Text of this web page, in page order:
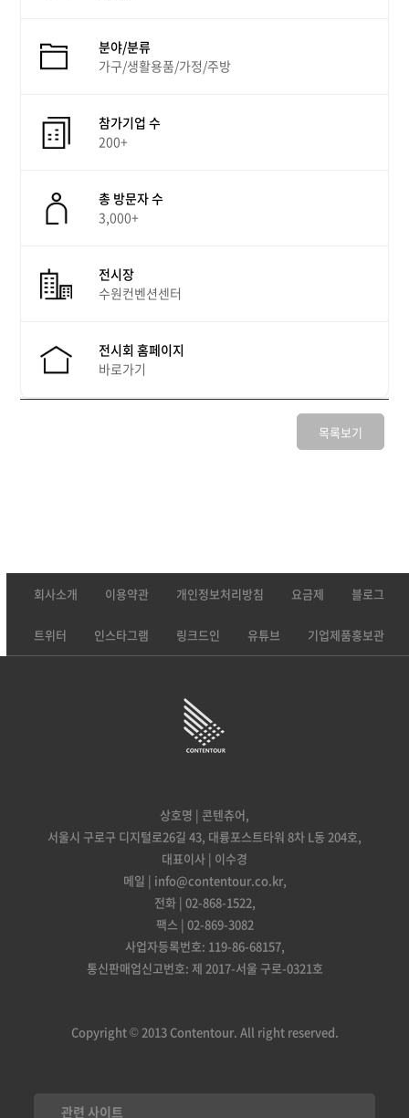
분야/분류
가구/생활용품/가정/주방
참가기업 수
200+
총 방문자 수
3,000+
전시장
수원컨벤션센터
전시회 홈페이지
바로가기
목록보기
회사소개 이용약관 개인정보처리방침 요금제 블로그
트위터 인스타그램 링크드인 유튜브 기업제품홍보관
상호명 | 콘텐츄어,
서울시 구로구 디지털로26길 43, 대륭포스트타워 8차 L동 204호,
대표이사 | 이수경
메일 | info@contentour.co.kr,
전화 | 02-868-1522,
팩스 | 02-869-3082
사업자등록번호: 119-86-68157,
통신판매업신고번호: 제 2017-서울 구로-0321호
Copyright © 2013 Contentour. All right reserved.
관련 사이트